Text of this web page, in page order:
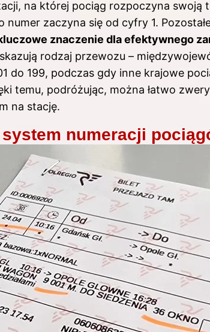
na której pociąg rozpoczyna swoją
numer zaczyna się od cyfry 1.
znaczenie dla efektywnego
rodzaj przewozu –
do 199, podczas gdy inne krajowe
temu, podróżując, można łatwo
na stację.
system numeracji